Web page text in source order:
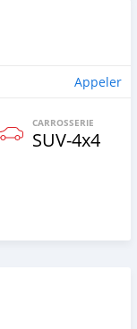
Appeler
CARROSSERIE
SUV‒4x4